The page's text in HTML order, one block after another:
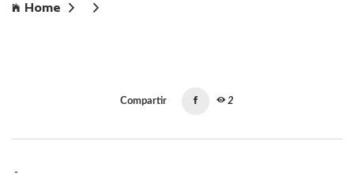
Home
Compartir 2
-